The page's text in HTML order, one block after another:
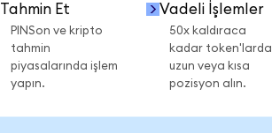
Tahmin Et
PINSon ve kripto
tahmin
piyasalarında işlem
yapın.
Vadeli İşlemler
50x kaldıraca
kadar token'larda
uzun veya kısa
pozisyon alın.